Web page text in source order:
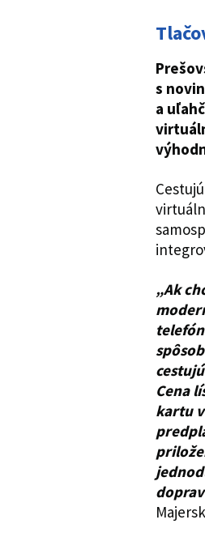
s
a
„Ak
Cena
kartu